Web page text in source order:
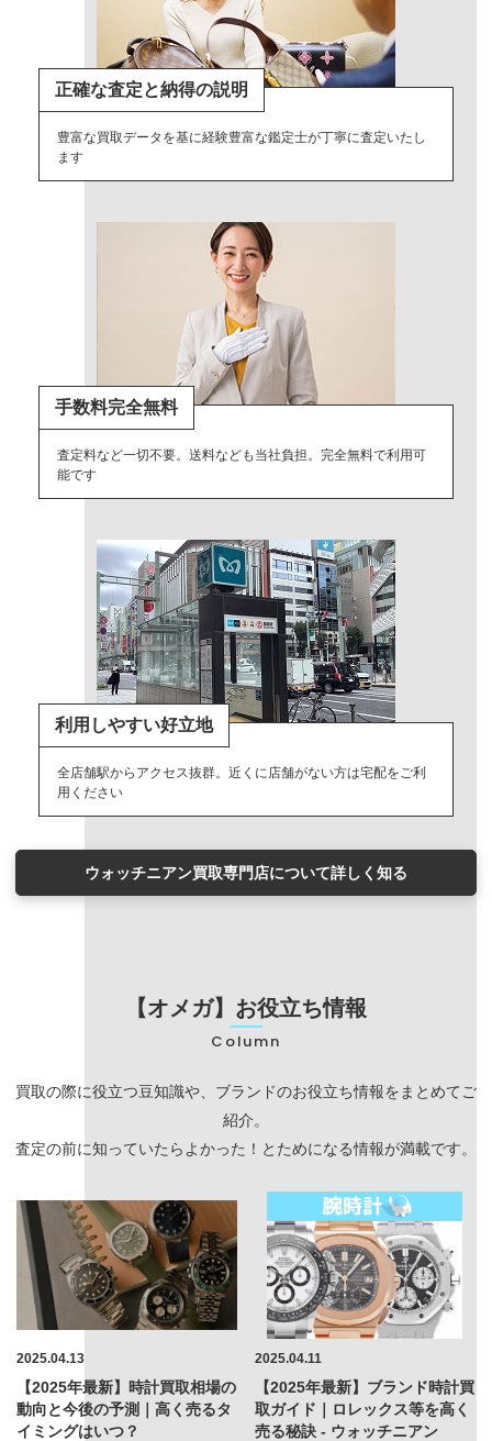
正確な査定と納得の説明
豊富な買取データを基に経験豊富な鑑定士が丁寧に査定いたし
ます
手数料完全無料
査定料など一切不要。送料なども当社負担。完全無料で利用可
能です
利用しやすい好立地
全店舗駅からアクセス抜群。近くに店舗がない方は宅配をご利
用ください
ウォッチニアン買取専門店について詳しく知る
【オメガ】お役立ち情報
Column
買取の際に役立つ豆知識や、ブランドのお役立ち情報をまとめてご
紹介。
査定の前に知っていたらよかった！とためになる情報が満載です。
2025.04.13
【2025年最新】時計買取相場の
動向と今後の予測｜高く売るタ
イミングはいつ？
2025.04.11
【2025年最新】ブランド時計買
取ガイド｜ロレックス等を高く
売る秘訣 - ウォッチニアン